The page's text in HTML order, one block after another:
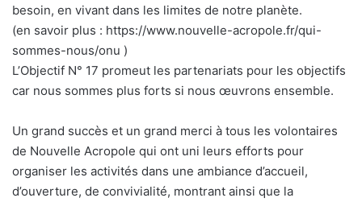
besoin, en vivant dans les limites de notre planète.
(en savoir plus : https://www.nouvelle-acropole.fr/qui-
sommes-nous/onu )
L’Objectif N° 17 promeut les partenariats pour les objectifs
car nous sommes plus forts si nous œuvrons ensemble.
Un grand succès et un grand merci à tous les volontaires
de Nouvelle Acropole qui ont uni leurs efforts pour
organiser les activités dans une ambiance d’accueil,
d’ouverture, de convivialité, montrant ainsi que la